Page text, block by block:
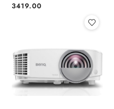
(1920x1200), 3500 ANSI
lumens, White, Lamp warranty
Cena:
3419.00